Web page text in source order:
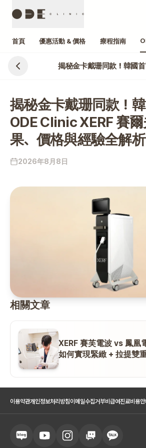
首頁 優惠活動 & 價格 療程指南
揭秘金卡戴珊同款！
ODE Clinic XERF 賽
果、價格與經驗全解析
2026年8月8日
相關文章
XERF 賽芙電波 vs 鳳凰
如何實現緊緻 + 拉提雙
이용약관개인정보처리방침이메일수집거부비급여진료비용안